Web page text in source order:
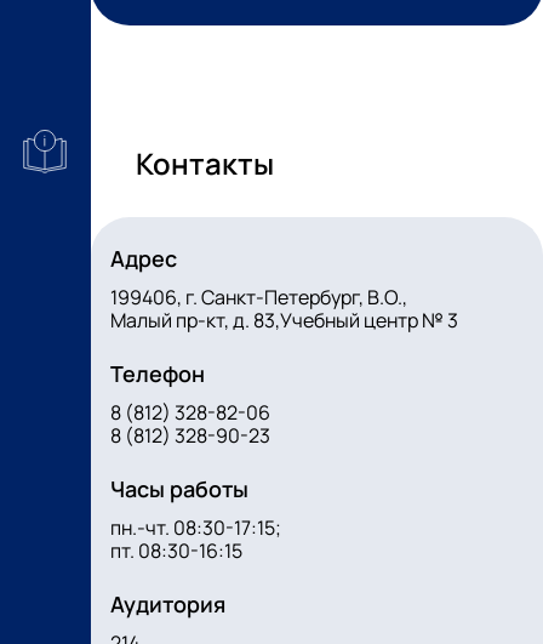
Контакты
Адрес
199406, г. Санкт-Петербург, В.О.,
Малый пр-кт, д. 83,Учебный центр № 3
Телефон
8 (812) 328-82-06
8 (812) 328-90-23
Часы работы
пн.-чт. 08:30-17:15;
пт. 08:30-16:15
Аудитория